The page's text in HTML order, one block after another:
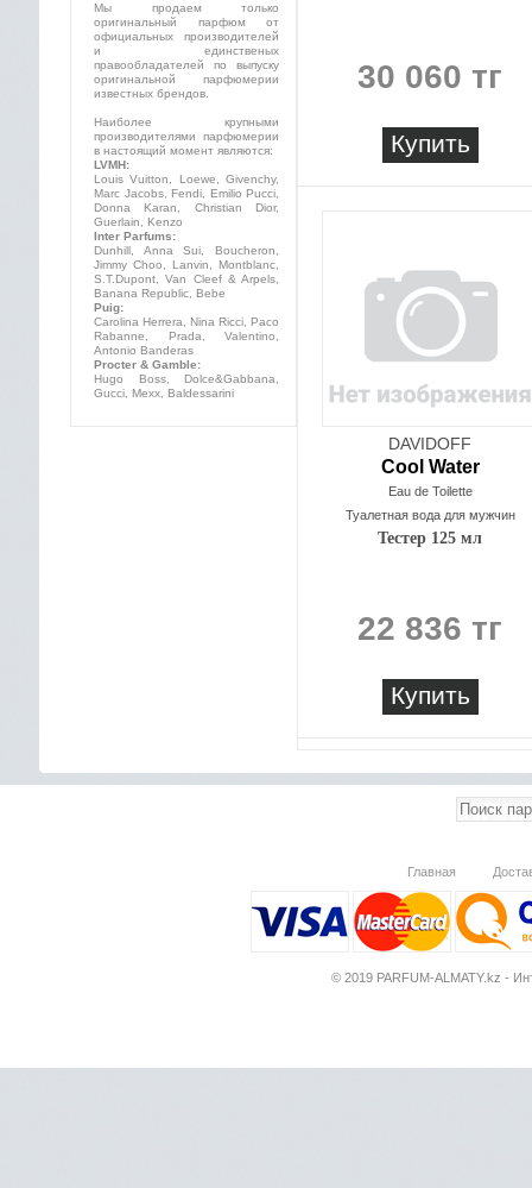
30 060 тг
Купить
DAVIDOFF
Cool Water
Eau de Toilette
Туалетная вода для мужчин
Тестер 125 мл
22 836 тг
Купить
Мы продаем только
оригинальный парфюм от
официальных производителей
и единственых
правообладателей по выпуску
оригинальной парфюмерии
известных брендов.
Наиболее крупными
производителями парфюмерии
в настоящий момент являются:
LVMH:
Louis Vuitton, Loewe, Givenchy,
Marc Jacobs, Fendi, Emilio Pucci,
Donna Karan, Christian Dior,
Guerlain, Kenzo
Inter Parfums:
Dunhill, Anna Sui, Boucheron,
Jimmy Choo, Lanvin, Montblanc,
S.T.Dupont, Van Cleef & Arpels,
Banana Republic, Bebe
Puig:
Carolina Herrera, Nina Ricci, Paco
Rabanne, Prada, Valentino,
Antonio Banderas
Procter & Gamble:
Hugo Boss, Dolce&Gabbana,
Gucci, Mexx, Baldessarini
Главная
© 2019 PARFUM-ALMATY.kz -